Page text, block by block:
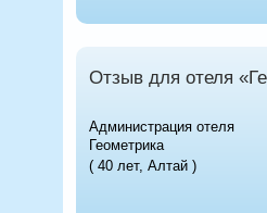
Отзыв для отеля
Администрация отеля
Геометрика
( 40 лет, Алтай )